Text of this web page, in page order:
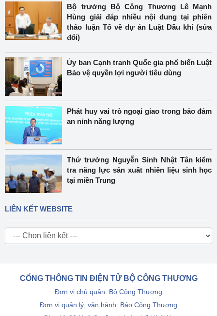
Bộ trưởng Bộ Công Thương Lê Mạnh
Hùng giải đáp nhiều nội dung tại phiên
thảo luận Tổ về dự án Luật Dầu khí (sửa
đổi)
Ủy ban Cạnh tranh Quốc gia phổ biến Luật
Bảo vệ quyền lợi người tiêu dùng
Phát huy vai trò ngoại giao trong bảo đảm
an ninh năng lượng
Thứ trưởng Nguyễn Sinh Nhật Tân kiểm
tra năng lực sản xuất nhiên liệu sinh học
tại miền Trung
LIÊN KẾT WEBSITE
CỔNG THÔNG TIN ĐIỆN TỬ BỘ CÔNG THƯƠNG
Đơn vị chủ quản: Bộ Công Thương
Đơn vị quản lý, vận hành: Báo Công Thương